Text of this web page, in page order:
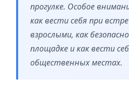
прогулке. Особое
как вести себя при
взрослыми, как
площадке и как вести
общественных местах.